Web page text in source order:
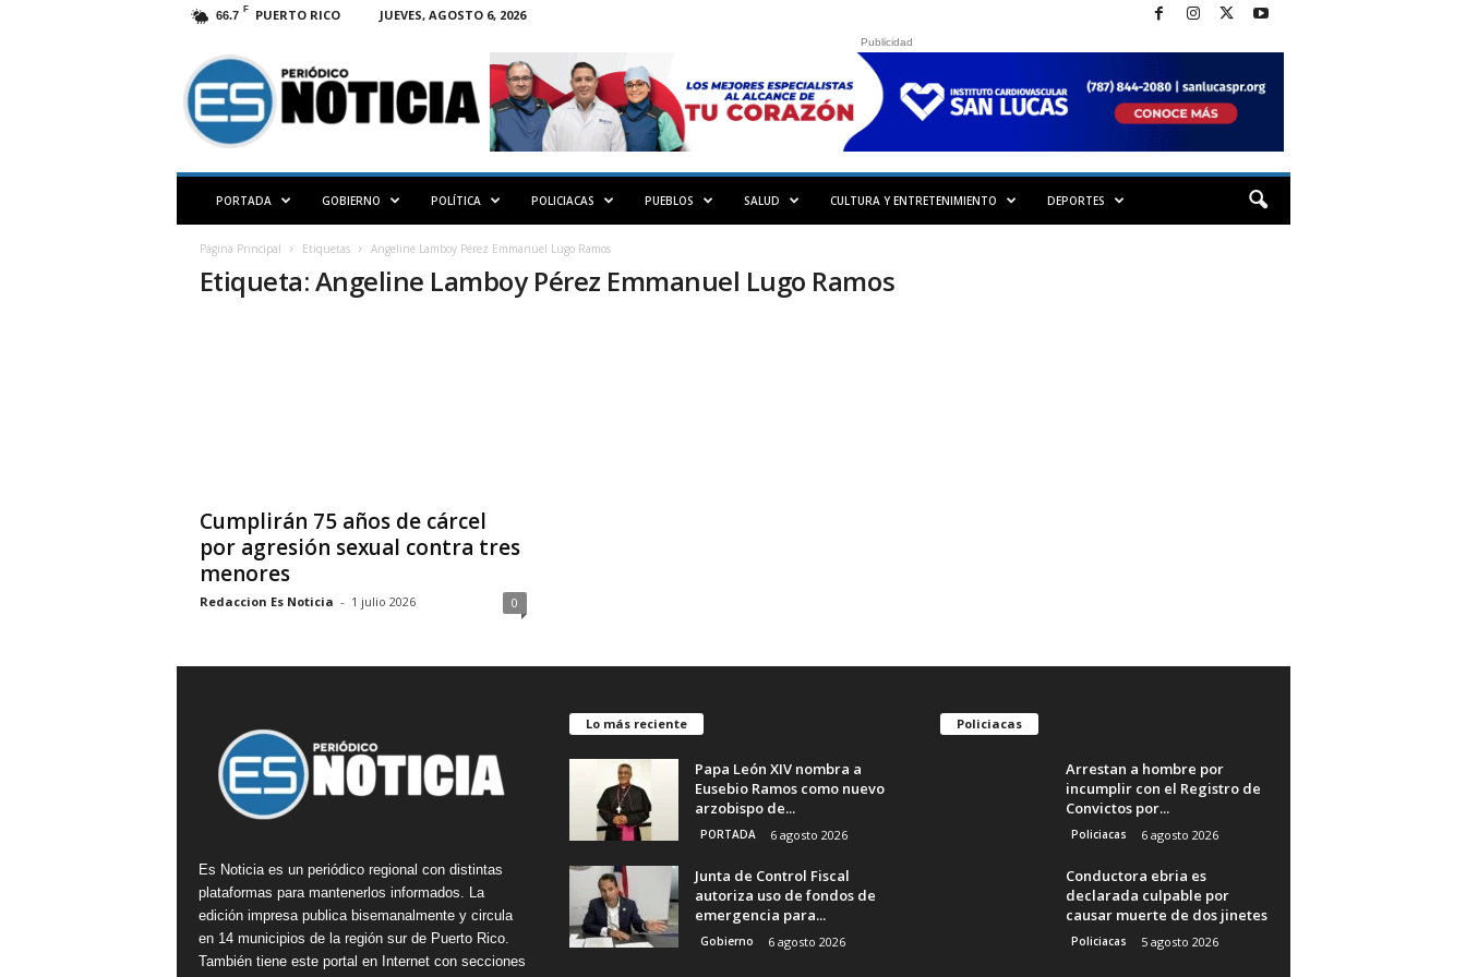
66.7 F PUERTO RICO JUEVES, AGOSTO 6, 2026
S
N
O
Publicidad
PORTADA GOBIERNO POLÍTICA POLICIACAS PUEBLOS SALUD CULTURA Y ENTRETENIMIENTO DEPORTES
Página Principal Etiquetas Angeline Lamboy Pérez Emmanuel Lugo Ramos
Etiqueta: Angeline Lamboy Pérez Emmanuel Lugo Ramos
Cumplirán 75 años de cárcel
por agresión sexual contra tres
menores
Redaccion Es Noticia - 1 julio 2026 0
Es Noticia es un periódico regional con distintas
plataformas para mantenerlos informados. La
edición impresa publica bisemanalmente y circula
en 14 municipios de la región sur de Puerto Rico.
También tiene este portal en Internet con secciones
Lo más reciente
Papa León XIV nombra a
Eusebio Ramos como nuevo
arzobispo de...
PORTADA 6 agosto 2026
Junta de Control Fiscal
autoriza uso de fondos de
emergencia para...
Gobierno 6 agosto 2026
Policiacas
Arrestan a hombre por
incumplir con el Registro de
Convictos por...
Policiacas 6 agosto 2026
Conductora ebria es
declarada culpable por
causar muerte de dos jinetes
Policiacas 5 agosto 2026